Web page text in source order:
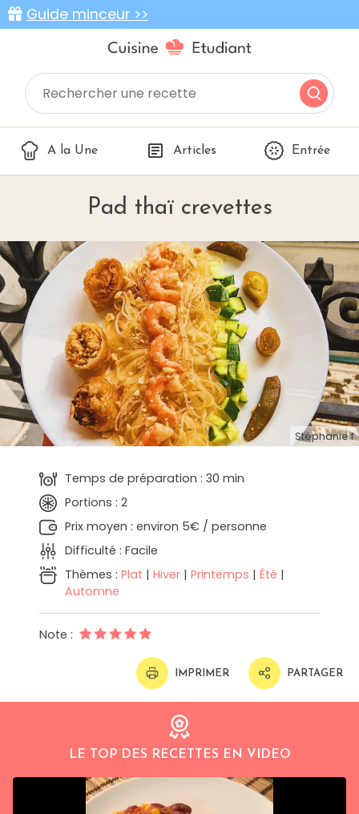
Guide minceur >>
A la Une Articles Entrée
Pad thaï crevettes
Stéphanie f
Temps de préparation : 30 min
Portions : 2
Prix moyen : environ 5€ / personne
Difficulté : Facile
Thèmes : Plat | Hiver | Printemps | Été |
Automne
Note :
IMPRIMER PARTAGER
LE TOP DES RECETTES EN VIDEO